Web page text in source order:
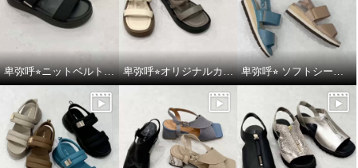
卑弥呼⭐︎ニットベルトスポーツサンダルをご紹介いたします。 卑弥呼⭐︎オリジナルカットワークボリュームソールサンダルをご紹介いたします。 卑弥呼⭐︎ ソフトシープレザーフレキシブルベルトパデットサンダルをご紹介いたします。